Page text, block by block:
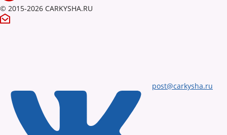
© 2015-2026 CARKYSHA.RU
post@carkysha.ru